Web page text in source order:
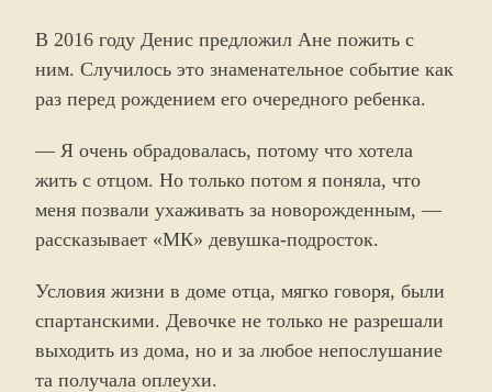
В 2016 году Денис предложил Ане пожить с
ним. Случилось это знаменательное событие как
раз перед рождением его очередного ребенка.
— Я очень обрадовалась, потому что хотела
жить с отцом. Но только потом я поняла, что
меня позвали ухаживать за новорожденным, —
рассказывает «МК» девушка-подросток.
Условия жизни в доме отца, мягко говоря, были
спартанскими. Девочке не только не разрешали
выходить из дома, но и за любое непослушание
та получала оплеухи.